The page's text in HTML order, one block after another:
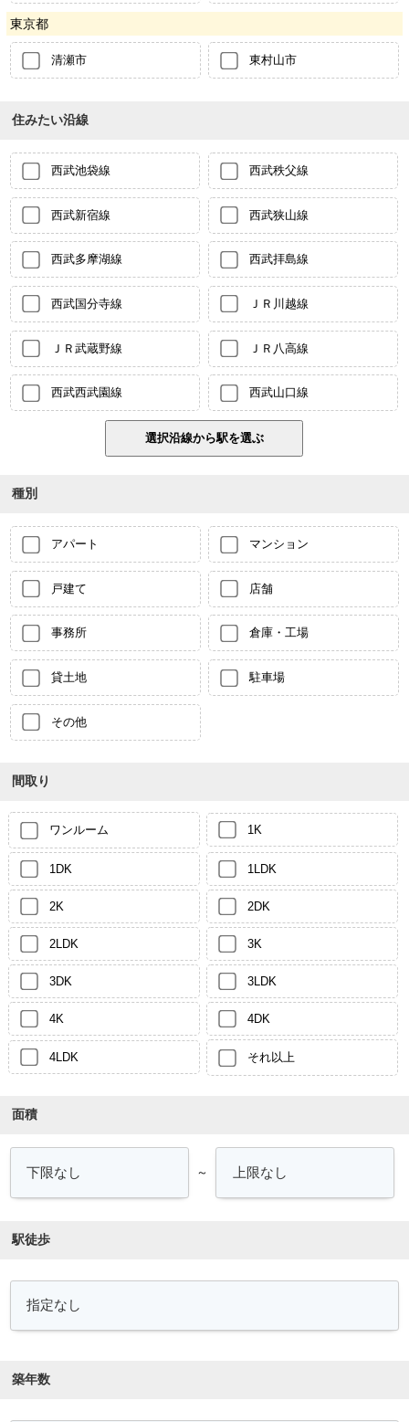
東京都
清瀬市 東村山市
住みたい沿線
西武池袋線 西武秩父線
西武新宿線 西武狭山線
西武多摩湖線 西武拝島線
西武国分寺線 ＪＲ川越線
ＪＲ武蔵野線 ＪＲ八高線
西武西武園線 西武山口線
種別
アパート マンション
戸建て 店舗
事務所 倉庫・工場
貸土地 駐車場
その他
間取り
ワンルーム 1K
1DK 1LDK
2K 2DK
2LDK 3K
3DK 3LDK
4K 4DK
4LDK それ以上
面積
～
駅徒歩
築年数